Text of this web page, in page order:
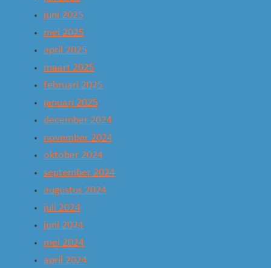
juni 2025
mei 2025
april 2025
maart 2025
februari 2025
januari 2025
december 2024
november 2024
oktober 2024
september 2024
augustus 2024
juli 2024
juni 2024
mei 2024
april 2024